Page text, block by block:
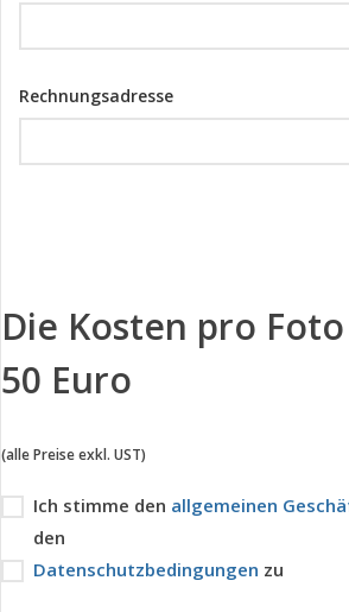
Rechnungsadresse
Die Kosten pro
50 Euro
(alle Preise exkl. UST)
Ich stimme den allgemeinen
den
Datenschutzbedingungen zu